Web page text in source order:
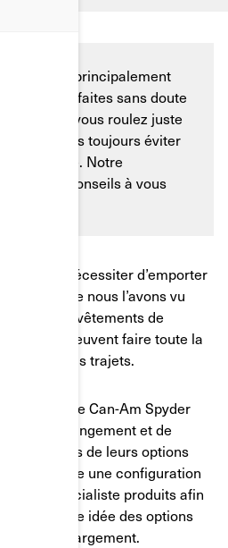
Can-Am principalement
vous faites sans doute
même si vous roulez juste
pouvez pas toujours éviter
d’habitude. Notre
quelques conseils à vous
peut nécessiter d’emporter
comme nous l’avons vu
sur les vêtements de
peuvent faire toute la
sur les longs trajets.
Ryker et le Can-Am Spyder
de rangement et de
en plus de leurs options
en revue une configuration
notre spécialiste produits afin
meilleure idée des options
de chargement.